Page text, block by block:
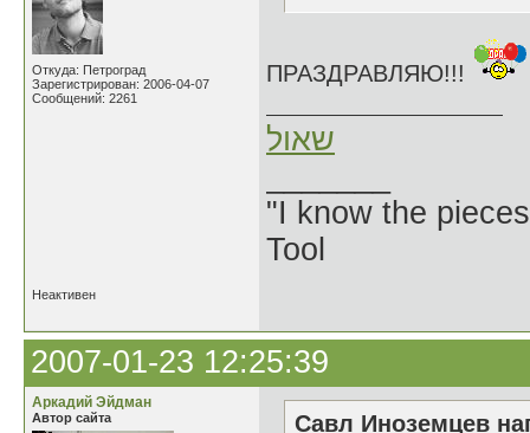
Откуда: Петроград
Зарегистрирован: 2006-04-07
Сообщений: 2261
ПРАЗДРАВЛЯЮ!!!
שאול
"I know the
Tool
Неактивен
2007-01-23 12:25:39
Аркадий Эйдман
Автор сайта Савл Иноземцев